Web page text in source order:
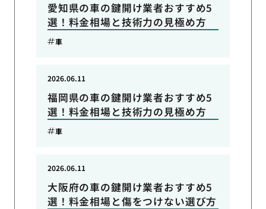
愛知県の車の鍵開け業者おすすめ5
選！料金相場と技術力の見極め方
車
福岡県の車の鍵開け業者おすすめ5
選！料金相場と技術力の見極め方
2026.06.11
車
大阪府の車の鍵開け業者おすすめ5
選！料金相場と傷をつけない選び方
2026.06.11